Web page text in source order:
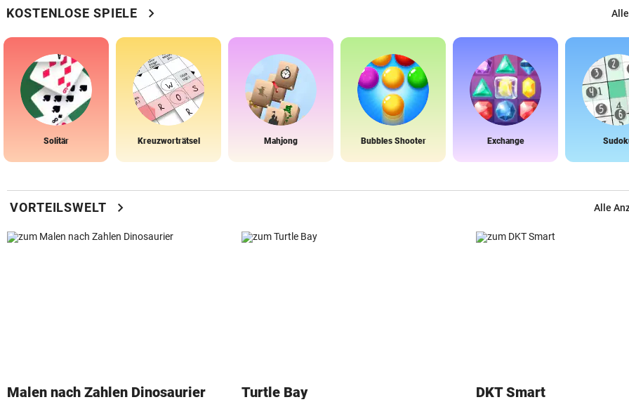
KOSTENLOSE SPIELE chevron_right
Solitär Kreuzworträtsel Mahjong Bubbles Shooter Exchange
VORTEILSWELT chevron_right Alle
Malen nach Zahlen Dinosaurier Turtle Bay DKT Smart